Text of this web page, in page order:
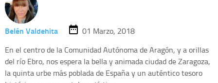
Belén Valdehita
01 Marzo, 2018
En el centro de la Comunidad Autónoma de Aragón, y a orillas
del río Ebro, nos espera la bella y animada ciudad de Zaragoza,
la quinta urbe más poblada de España y un auténtico tesoro